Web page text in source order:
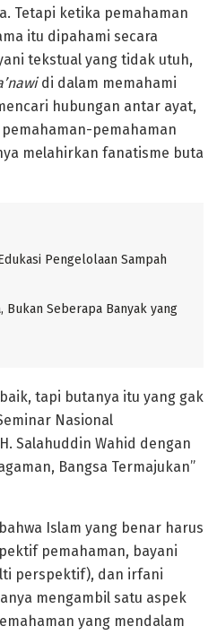
Tetapi ketika pemahaman
itu dipahami secara
tekstual yang tidak utuh,
di dalam memahami
hubungan antar ayat,
pemahaman
melahirkan fanatisme buta
Pengelolaan Sampah
Bukan Seberapa Banyak yang
tapi butanya itu yang gak
Nasional
Salahuddin Wahid dengan
Bangsa Termajukan”
Islam yang benar harus
pemahaman, bayani
perspektif), dan irfani
mengambil satu aspek
yang mendalam